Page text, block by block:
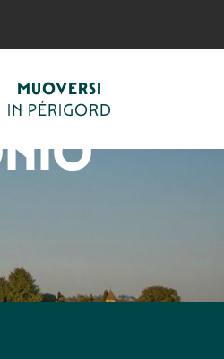
MUOVERSI
IN PÉRIGORD